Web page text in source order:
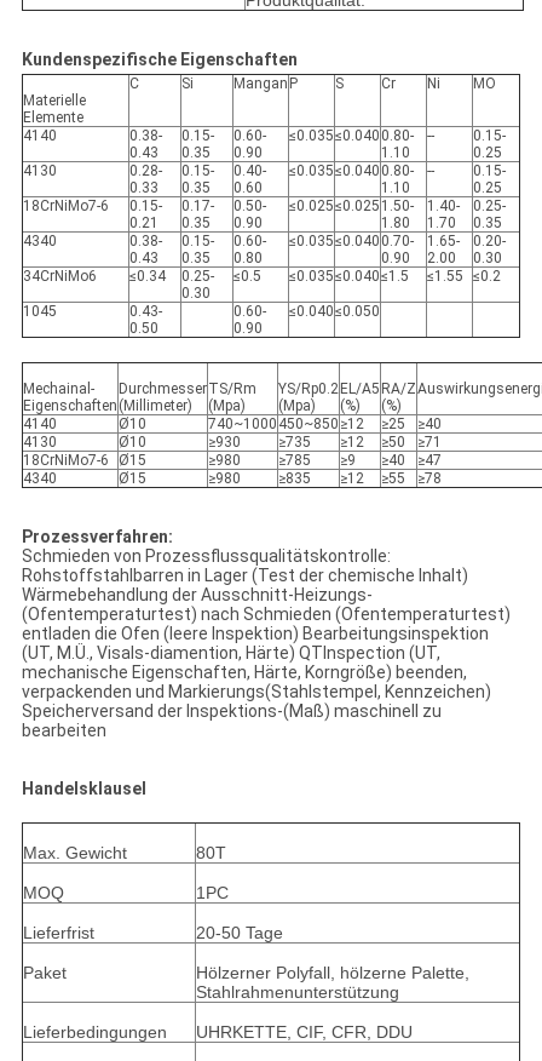
Kundenspezifische Eigenschaften
Materielle
Elemente
C Si Mangan P S Cr Ni MO
4140
0.38-
0.43
0.15-
0.35
0.60-
0.90
≤0.035≤0.040 0.80-
1.10
--
0.15-
0.25
4130
0.28-
0.33
0.15-
0.35
0.40-
0.60
≤0.035≤0.040 0.80-
1.10
--
0.15-
0.25
18CrNiMo7-6
0.15-
0.21
0.17-
0.35
0.50-
0.90
≤0.025≤0.025 1.50-
1.80
1.40-
1.70
0.25-
0.35
4340
0.38-
0.43
0.15-
0.35
0.60-
0.80
≤0.035≤0.040 0.70-
0.90
1.65-
2.00
0.20-
0.30
34CrNiMo6
≤0.34
0.25-
0.30
≤0.5 ≤0.035≤0.040≤1.5 ≤1.55 ≤0.2
1045
0.43-
0.50
0.60-
0.90
≤0.040≤0.050
Mechainal-
Eigenschaften
Durchmesser
(Millimeter)
TS/Rm
(Mpa)
YS/Rp0.2
(Mpa)
EL/A5
(%)
RA/Z
(%)
4140 Ø10 740~1000 450~850 ≥12 ≥25
≥40
4130
Ø10 ≥930 ≥735 ≥12 ≥50
≥71
18CrNiMo7-6
Ø15 ≥980 ≥785 ≥9 ≥40
≥47
4340
Ø15 ≥980 ≥835 ≥12 ≥55 ≥78
Prozessverfahren:
Schmieden von Prozessflussqualitätskontrolle:
Rohstoffstahlbarren in Lager (Test der chemische Inhalt)
Wärmebehandlung der Ausschnitt-Heizungs-
(Ofentemperaturtest) nach Schmieden (Ofentemperaturtest)
entladen die Ofen (leere Inspektion) Bearbeitungsinspektion
(UT, M.Ü., Visals-diamention, Härte) QTInspection (UT,
mechanische Eigenschaften, Härte, Korngröße) beenden,
verpackenden und Markierungs(Stahlstempel, Kennzeichen)
Speicherversand der Inspektions-(Maß) maschinell zu
bearbeiten
Handelsklausel
Max. Gewicht 80T
MOQ 1PC
Lieferfrist 20-50 Tage
Paket
Hölzerner Polyfall, hölzerne Palette,
Stahlrahmenunterstützung
Lieferbedingungen UHRKETTE, CIF, CFR, DDU